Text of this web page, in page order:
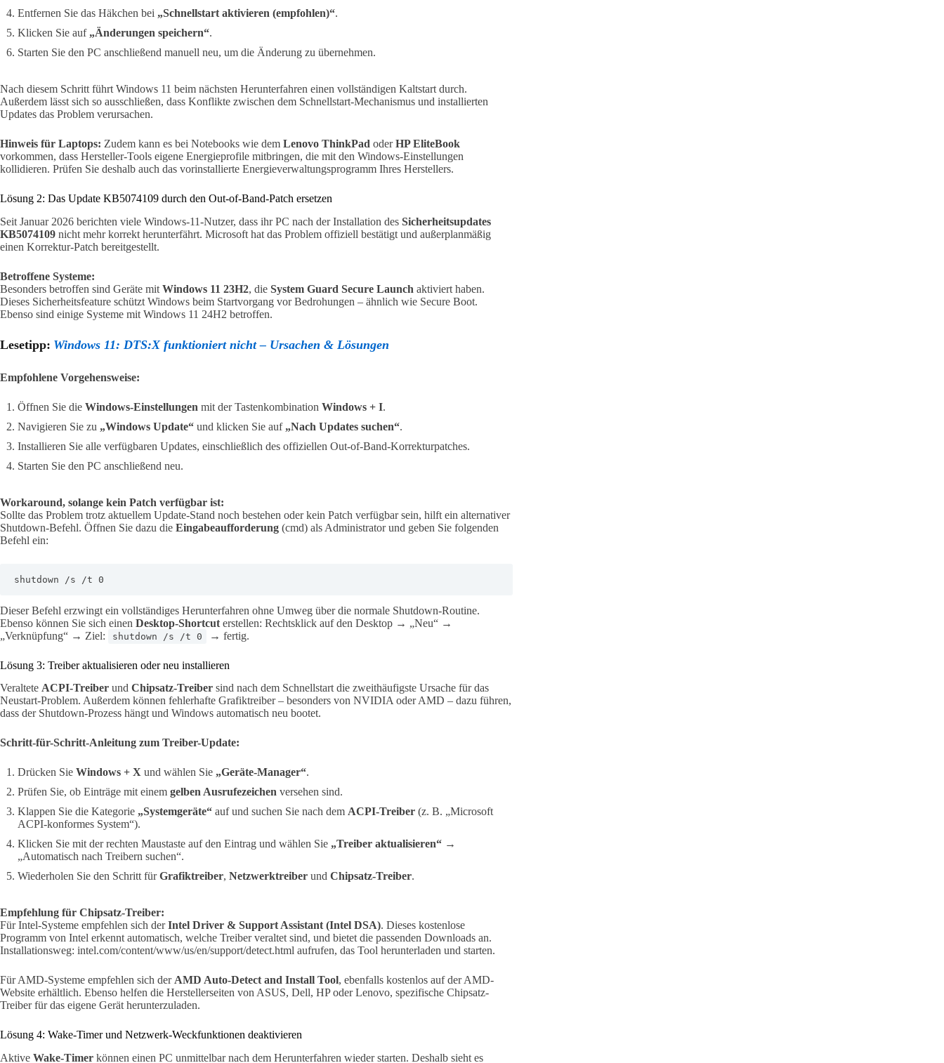
Entfernen Sie das Häkchen bei „Schnellstart aktivieren (empfohlen)“.
Klicken Sie auf „Änderungen speichern“.
Starten Sie den PC anschließend manuell neu, um die Änderung zu übernehmen.
Nach diesem Schritt führt Windows 11 beim nächsten Herunterfahren einen vollständigen Kaltstart durch.
Außerdem lässt sich so ausschließen, dass Konflikte zwischen dem Schnellstart-Mechanismus und installierten
Updates das Problem verursachen.
Hinweis für Laptops: Zudem kann es bei Notebooks wie dem Lenovo ThinkPad oderHP EliteBook
vorkommen, dass Hersteller-Tools eigene Energieprofile mitbringen, die mit den Windows-Einstellungen
kollidieren. Prüfen Sie deshalb auch das vorinstallierte Energieverwaltungsprogramm Ihres Herstellers.
Lösung 2: Das Update KB5074109 durch den Out-of-Band-Patch ersetzen
Seit Januar 2026 berichten viele Windows-11-Nutzer, dass ihr PC nach der Installation des Sicherheitsupdates
KB5074109 nicht mehr korrekt herunterfährt. Microsoft hat das Problem offiziell bestätigt und außerplanmäßig
einen Korrektur-Patch bereitgestellt.
Betroffene Systeme:
Besonders betroffen sind Geräte mit Windows 11 23H2, die System Guard Secure Launch aktiviert haben.
Dieses Sicherheitsfeature schützt Windows beim Startvorgang vor Bedrohungen – ähnlich wie Secure Boot.
Ebenso sind einige Systeme mit Windows 11 24H2 betroffen.
Lesetipp: Windows 11: DTS:X funktioniert nicht – Ursachen & Lösungen
Empfohlene Vorgehensweise:
Öffnen Sie die Windows-Einstellungen mit der Tastenkombination Windows + I.
Navigieren Sie zu „Windows Update“ und klicken Sie auf „Nach Updates suchen“.
Installieren Sie alle verfügbaren Updates, einschließlich des offiziellen Out-of-Band-Korrekturpatches.
Starten Sie den PC anschließend neu.
Workaround, solange kein Patch verfügbar ist:
Sollte das Problem trotz aktuellem Update-Stand noch bestehen oder kein Patch verfügbar sein, hilft ein alternativer
Shutdown-Befehl. Öffnen Sie dazu die Eingabeaufforderung (cmd) als Administrator und geben Sie folgenden
Befehl ein:
shutdown /s /t 0
Dieser Befehl erzwingt ein vollständiges Herunterfahren ohne Umweg über die normale Shutdown-Routine.
Ebenso können Sie sich einen Desktop-Shortcut erstellen: Rechtsklick auf den Desktop → „Neu“ →
„Verknüpfung“ → Ziel:
shutdown /s /t 0 → fertig.
Lösung 3: Treiber aktualisieren oder neu installieren
Veraltete ACPI-Treiber und Chipsatz-Treiber sind nach dem Schnellstart die zweithäufigste Ursache für das
Neustart-Problem. Außerdem können fehlerhafte Grafiktreiber – besonders von NVIDIA oder AMD – dazu führen,
dass der Shutdown-Prozess hängt und Windows automatisch neu bootet.
Schritt-für-Schritt-Anleitung zum Treiber-Update:
Drücken Sie Windows + X und wählen Sie „Geräte-Manager“.
Prüfen Sie, ob Einträge mit einem gelben Ausrufezeichen versehen sind.
Klappen Sie die Kategorie „Systemgeräte“ auf und suchen Sie nach dem ACPI-Treiber (z. B. „Microsoft
ACPI-konformes System“).
Klicken Sie mit der rechten Maustaste auf den Eintrag und wählen Sie „Treiber aktualisieren“ →
„Automatisch nach Treibern suchen“.
Wiederholen Sie den Schritt fürGrafiktreiber, Netzwerktreiber und Chipsatz-Treiber.
Empfehlung für Chipsatz-Treiber:
Für Intel-Systeme empfehlen sich derIntel Driver & Support Assistant (Intel DSA). Dieses kostenlose
Programm von Intel erkennt automatisch, welche Treiber veraltet sind, und bietet die passenden Downloads an.
Installationsweg: intel.com/content/www/us/en/support/detect.html aufrufen, das Tool herunterladen und starten.
Für AMD-Systeme empfehlen sich der AMD Auto-Detect and Install Tool, ebenfalls kostenlos auf der AMD-
Website erhältlich. Ebenso helfen die Herstellerseiten von ASUS, Dell, HP oder Lenovo, spezifische Chipsatz-
Treiber für das eigene Gerät herunterzuladen.
Lösung 4: Wake-Timer und Netzwerk-Weckfunktionen deaktivieren
Aktive Wake-Timer können einen PC unmittelbar nach dem Herunterfahren wieder starten. Deshalb sieht es